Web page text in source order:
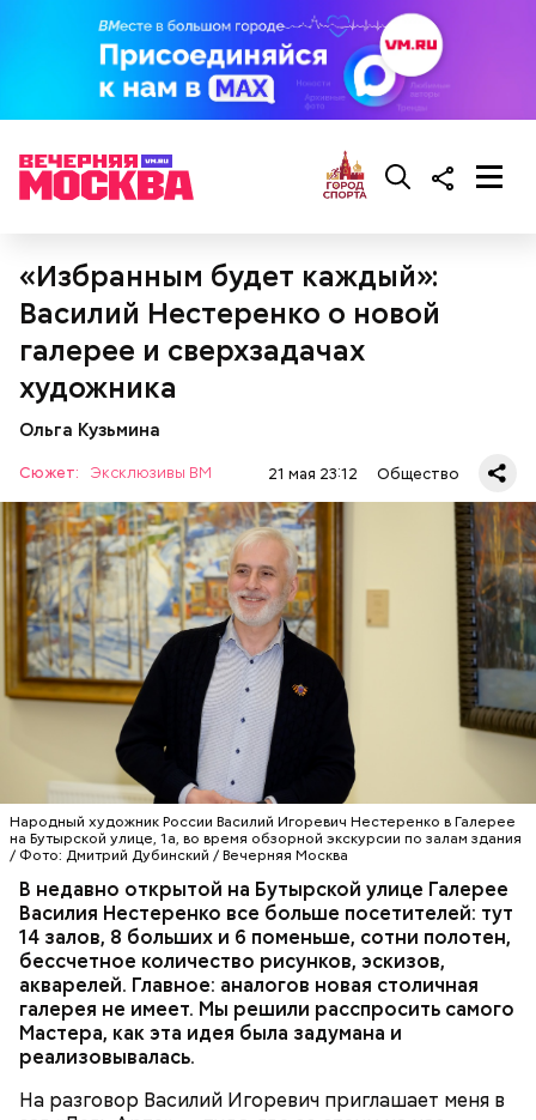
«Избранным будет каждый»:
Василий Нестеренко о новой
галерее и сверхзадачах
художника
Ольга Кузьмина
Сюжет: Эксклюзивы ВМ 21 мая 23:12 Общество
Народный художник России Василий Игоревич Нестеренко в Галерее
на Бутырской улице, 1а, во время обзорной экскурсии по залам здания
/ Фото: Дмитрий Дубинский / Вечерняя Москва
В недавно открытой на Бутырской улице Галерее
Василия Нестеренко все больше посетителей: тут
14 залов, 8 больших и 6 поменьше, сотни полотен,
бессчетное количество рисунков, эскизов,
акварелей. Главное: аналогов новая столичная
галерея не имеет. Мы решили расспросить самого
Мастера, как эта идея была задумана и
реализовывалась.
На разговор Василий Игоревич приглашает меня в